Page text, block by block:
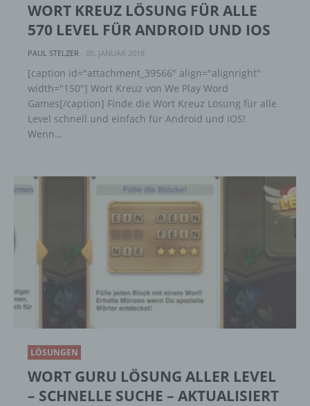
WORT KREUZ LÖSUNG FÜR ALLE
570 LEVEL FÜR ANDROID UND IOS
PAUL STELZER - 05. JANUAR 2018
[caption id="attachment_39566" align="alignright"
width="150"] Wort Kreuz von We Play Word
Games[/caption] Finde die Wort Kreuz Lösung für alle
Level schnell und einfach für Android und iOS!
Wenn…
LÖSUNGEN
WORT GURU LÖSUNG ALLER LEVEL
– SCHNELLE SUCHE – AKTUALISIERT